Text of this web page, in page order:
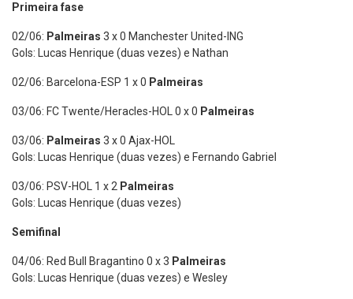
Primeira fase
02/06: Palmeiras 3 x 0 Manchester United-ING
Gols: Lucas Henrique (duas vezes) e Nathan
02/06: Barcelona-ESP 1 x 0 Palmeiras
03/06: FC Twente/Heracles-HOL 0 x 0 Palmeiras
03/06: Palmeiras 3 x 0 Ajax-HOL
Gols: Lucas Henrique (duas vezes) e Fernando Gabriel
03/06: PSV-HOL 1 x 2 Palmeiras
Gols: Lucas Henrique (duas vezes)
Semifinal
04/06: Red Bull Bragantino 0 x 3 Palmeiras
Gols: Lucas Henrique (duas vezes) e Wesley